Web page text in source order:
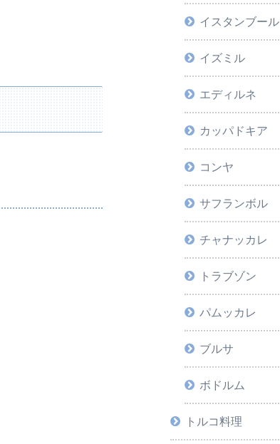
イスタンブール
イズミル
エディルネ
カッパドキア
コンヤ
サフランボル
チャナッカレ
トラブゾン
パムッカレ
ブルサ
ボドルム
トルコ料理